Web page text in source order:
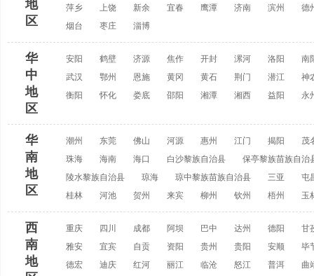
地
区
萍乡
上饶 新余 宜春 鹰潭 济南 滨州
德
烟台
枣庄 淄博
华
中
地
区
安阳 鹤壁 济源 焦作 开封 漯河 洛阳
南
武汉
鄂州 恩施 黄冈 黄石 荆门 潜江
神
衡阳
怀化 娄底 邵阳 湘潭 湘西 益阳 永
华
南
地
区
潮州 东莞 佛山 河源 惠州 江门 揭阳
茂
珠海
海南 海口 白沙黎族自治县
保亭黎族苗族自治
陵水黎族自治县
琼海 琼中黎族苗族自治县 三亚
屯
桂林
河池 贺州 来宾 柳州 钦州 梧州 玉
西
南
地
重庆 四川 成都 阿坝 巴中 达州 德阳
甘
雅安
宜宾 自贡 资阳 贵州 贵阳 安顺
毕
德宏
迪庆 红河 丽江 临沧 怒江 普洱 曲